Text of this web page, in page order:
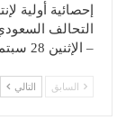
إحصائية أولية
التحالف
– الإثنين 28 سبتمبر 2020
السابق التالي